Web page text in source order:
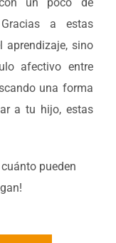
un poco de
a estas
aprendizaje, sino
afectivo entre
una forma
a tu hijo, estas
pueden